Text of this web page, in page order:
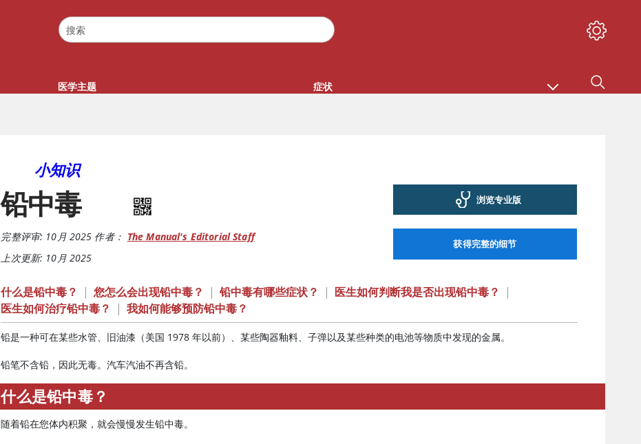
医学主题 症状
小知识
铅中毒
完整评审: 10月 2025 作者： The Manual's Editorial Staff
上次更新: 10月 2025
浏览专业版
获得完整的细节
什么是铅中毒？ | 您怎么会出现铅中毒？ | 铅中毒有哪些症状？ | 医生如何判断我是否出现铅中毒？
|
医生如何治疗铅中毒？
| 我如何能够预防铅中毒？
铅是一种可在某些水管、旧油漆（美国 1978 年以前）、某些陶器釉料、子弹以及某些种类的电池等物质中发现的金属。
铅笔不含铅，因此无毒。汽车汽油不再含铅。
什么是铅中毒？
随着铅在您体内积聚，就会慢慢发生铅中毒。